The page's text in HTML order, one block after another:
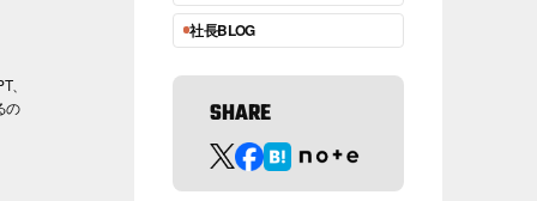
の
社長BLOG
SHARE